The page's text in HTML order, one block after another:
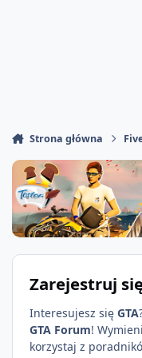
Strona główna
Zarejestruj
Interesujesz się GTA
GTA Forum!
korzystaj z